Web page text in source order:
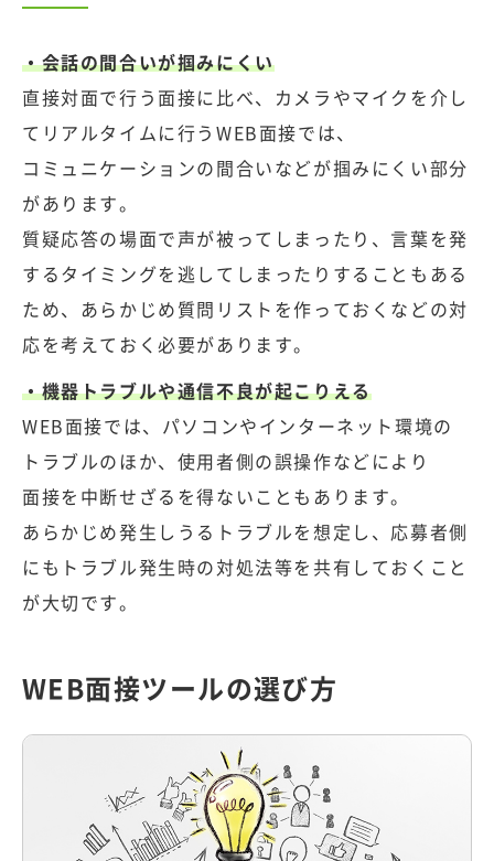
・会話の間合いが掴みにくい
直接対面で行う面接に比べ、カメラやマイクを介し
てリアルタイムに行うWEB面接では、
コミュニケーションの間合いなどが掴みにくい部分
があります。
質疑応答の場面で声が被ってしまったり、言葉を発
するタイミングを逃してしまったりすることもある
ため、あらかじめ質問リストを作っておくなどの対
応を考えておく必要があります。
・機器トラブルや通信不良が起こりえる
WEB面接では、パソコンやインターネット環境の
トラブルのほか、使用者側の誤操作などにより
面接を中断せざるを得ないこともあります。
あらかじめ発生しうるトラブルを想定し、応募者側
にもトラブル発生時の対処法等を共有しておくこと
が大切です。
WEB面接ツールの選び方